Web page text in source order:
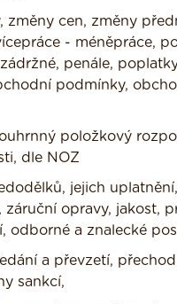
změny cen, změny
- méněpráce,
penále,
podmínky,
položkový
dle NOZ
jejich
záruční opravy, jakost,
odborné a znalecké
a převzetí, přechod
sankcí,